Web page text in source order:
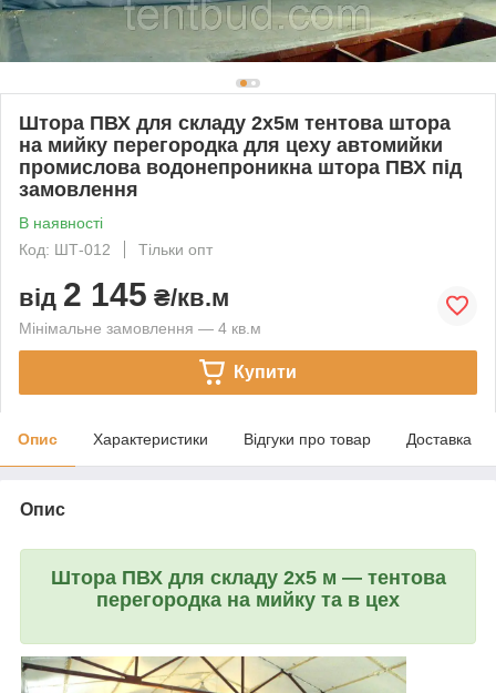
Штора ПВХ для складу 2х5м тентова штора
на мийку перегородка для цеху автомийки
промислова водонепроникна штора ПВХ під
замовлення
В наявності
Код: ШТ-012
Тільки опт
від 2 145 ₴/кв.м
Мінімальне замовлення — 4 кв.м
Купити
Опис Характеристики Відгуки про товар Доставка
Опис
Штора ПВХ для складу 2х5 м — тентова
перегородка на мийку та в цех